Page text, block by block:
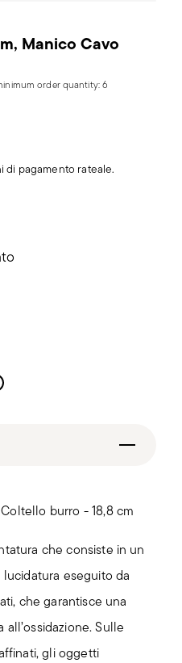
Manico Cavo
order quantity: 6
di pagamento rateale.
burro - 18,8 cm
che consiste in un
eseguito da
che garantisce una
Sulle
gli oggetti